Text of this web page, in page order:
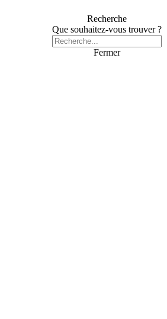
Recherche
Que souhaitez-vous trouver ?
Fermer